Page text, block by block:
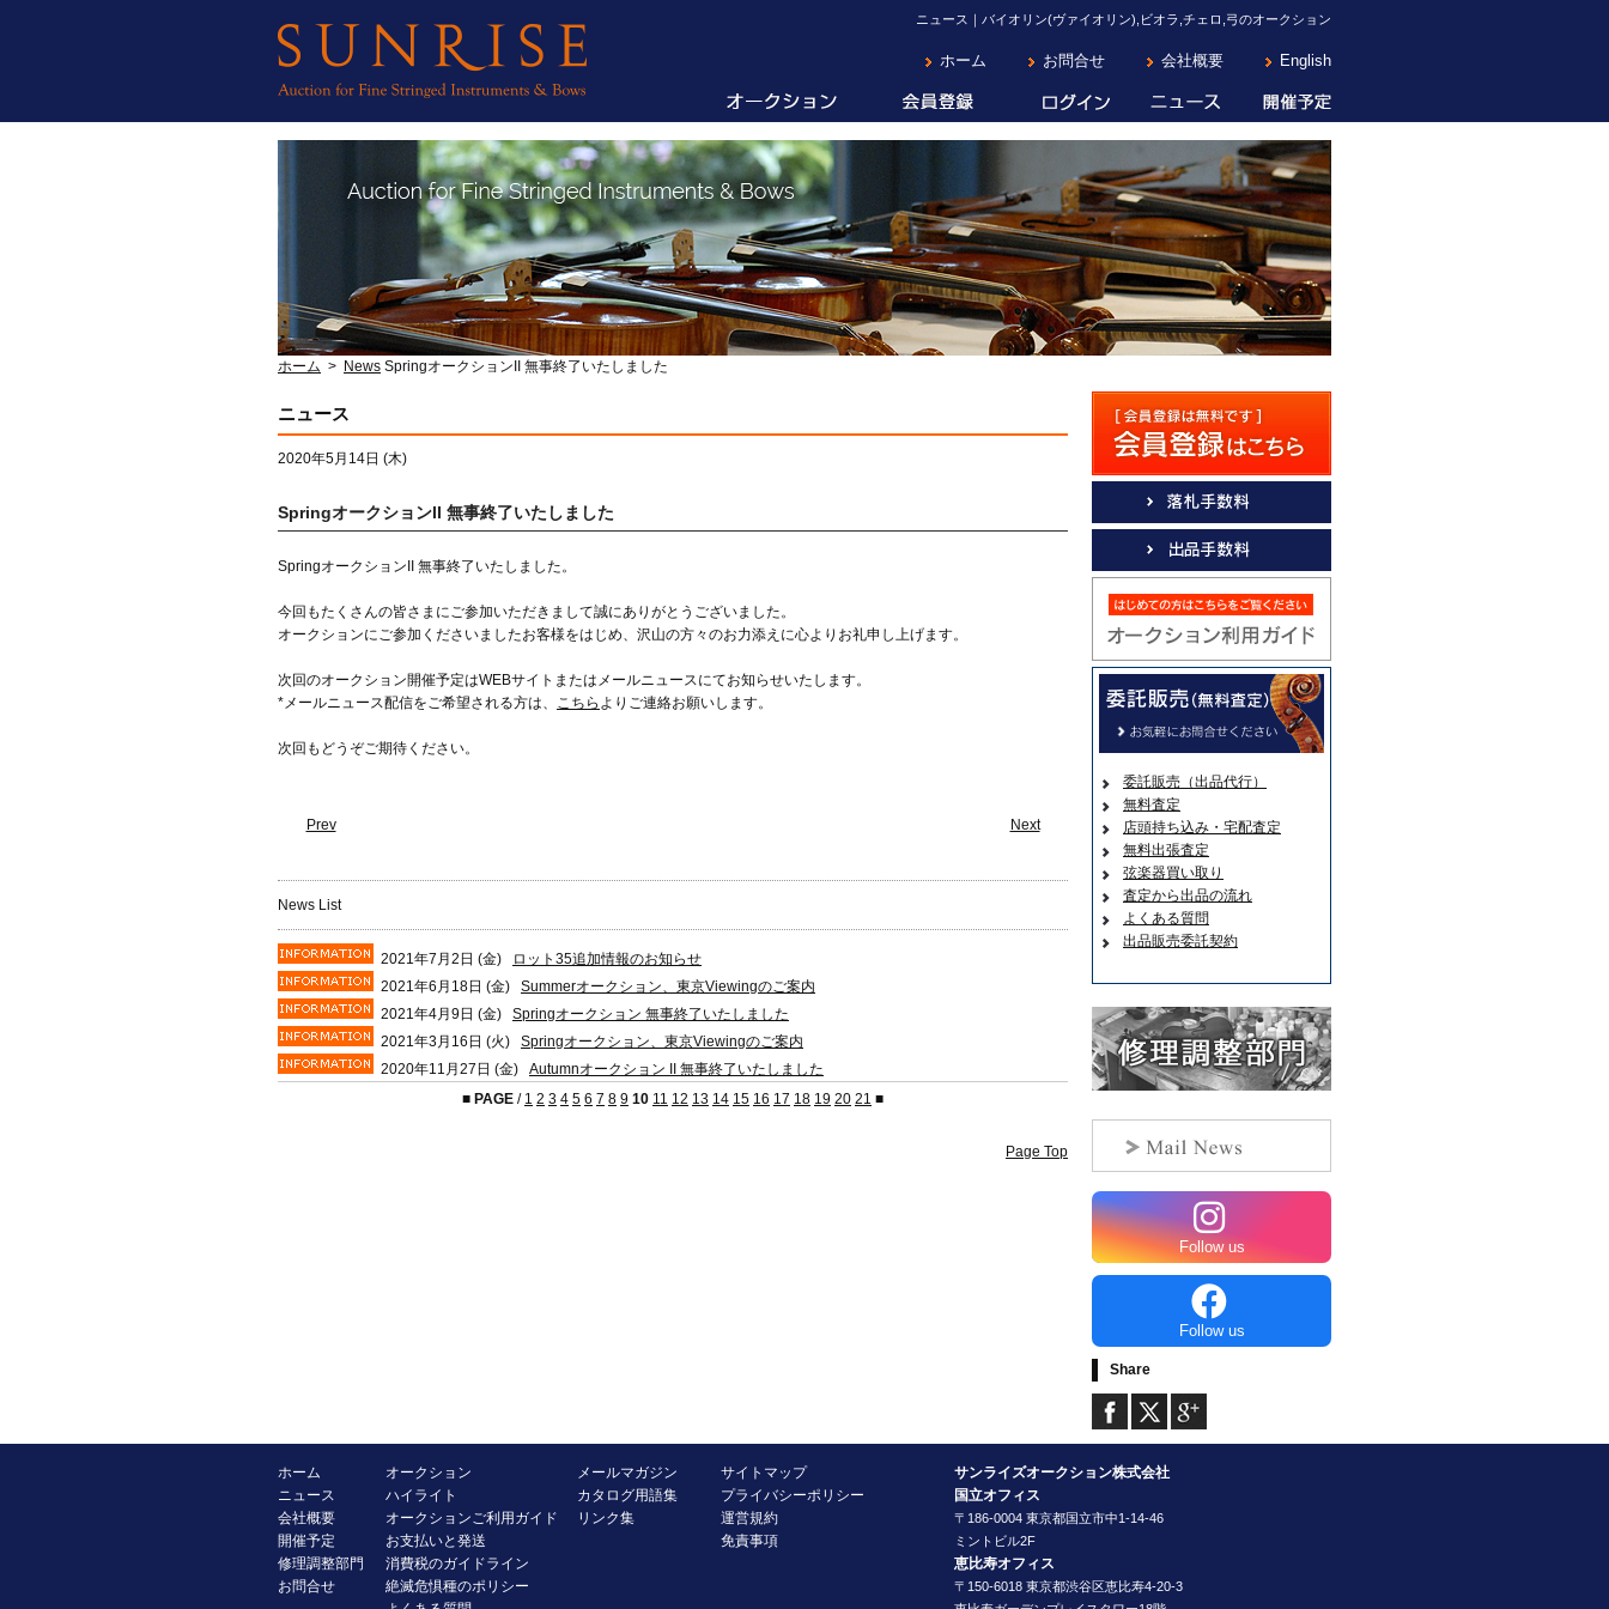
ニュース｜バイオリン(ヴァイオリン),ビオラ,チェロ,弓のオークション
ホーム お問合せ 会社概要 English
ホーム > News SpringオークションII 無事終了いたしました
委託販売（出品代行）
無料査定
店頭持ち込み・宅配査定
無料出張査定
弦楽器買い取り
査定から出品の流れ
よくある質問
出品販売委託契約
Follow us
Follow us
Share
ニュース
2020年5月14日 (木)
SpringオークションII 無事終了いたしました
SpringオークションII 無事終了いたしました。
今回もたくさんの皆さまにご参加いただきまして誠にありがとうございました。
オークションにご参加くださいましたお客様をはじめ、沢山の方々のお力添えに心よりお礼申し上げます。
次回のオークション開催予定はWEBサイトまたはメールニュースにてお知らせいたします。
*メールニュース配信をご希望される方は、 こちら よりご連絡お願いします。
次回もどうぞご期待ください。
Prev Next
News List
2021年7月2日 (金)
ロット35追加情報のお知らせ
2021年6月18日 (金) Summerオークション、東京Viewingのご案内
2021年4月9日 (金) Springオークション 無事終了いたしました
2021年3月16日 (火) Springオークション、東京Viewingのご案内
2020年11月27日 (金) Autumnオークション II 無事終了いたしました
■ PAGE / 1 2 3 4 5 6 7 8 9 10 11 12 13 14 15 16 17 18 19 20 21 ■
Page Top
ホーム
ニュース
会社概要
開催予定
修理調整部門
お問合せ
オークション
ハイライト
オークションご利用ガイド
お支払いと発送
消費税のガイドライン
絶滅危惧種のポリシー
メールマガジン
カタログ用語集
リンク集
サイトマップ
プライバシーポリシー
運営規約
免責事項
サンライズオークション株式会社
国立オフィス
〒186-0004 東京都国立市中1-14-46
ミントビル2F
恵比寿オフィス
〒150-6018 東京都渋谷区恵比寿4-20-3